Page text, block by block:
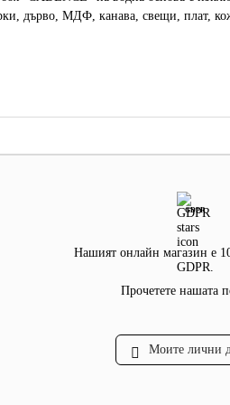
дърво, МДФ, канава, свещи, плат,
GDPR
Нашият онлайн магазин е
GDPR.
Прочетете нашата
Моите лични